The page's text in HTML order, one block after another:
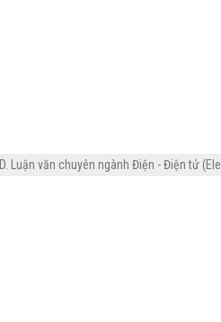
D. Luận văn chuyên ngành Điện - Điện tử